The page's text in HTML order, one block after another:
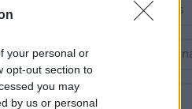
your personal or
opt-out section to
you may
by us or personal
Kur šodien atpūsties
Drošība
Mākslīgais intelekts